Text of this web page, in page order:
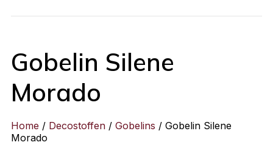
Gobelin Silene
Morado
Home / Decostoffen / Gobelins / Gobelin Silene
Morado